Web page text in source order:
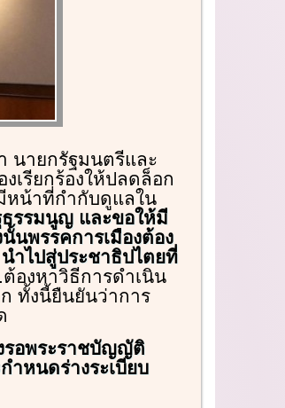
นายกรัฐมนตรีและ
เรียกร้องให้ปลดล็อก
หน้าที่กำกับดูแลใน
ธรรมนูญ และขอให้มี
นพรรคการเมืองต้อง
ำไปสู่ประชาธิปไตยที่
องหาวิธีการดำเนิน
ทั้งนี้ยืนยันว่าการ
รอพระราชบัญญัติ
ำหนดร่างระเบียบ